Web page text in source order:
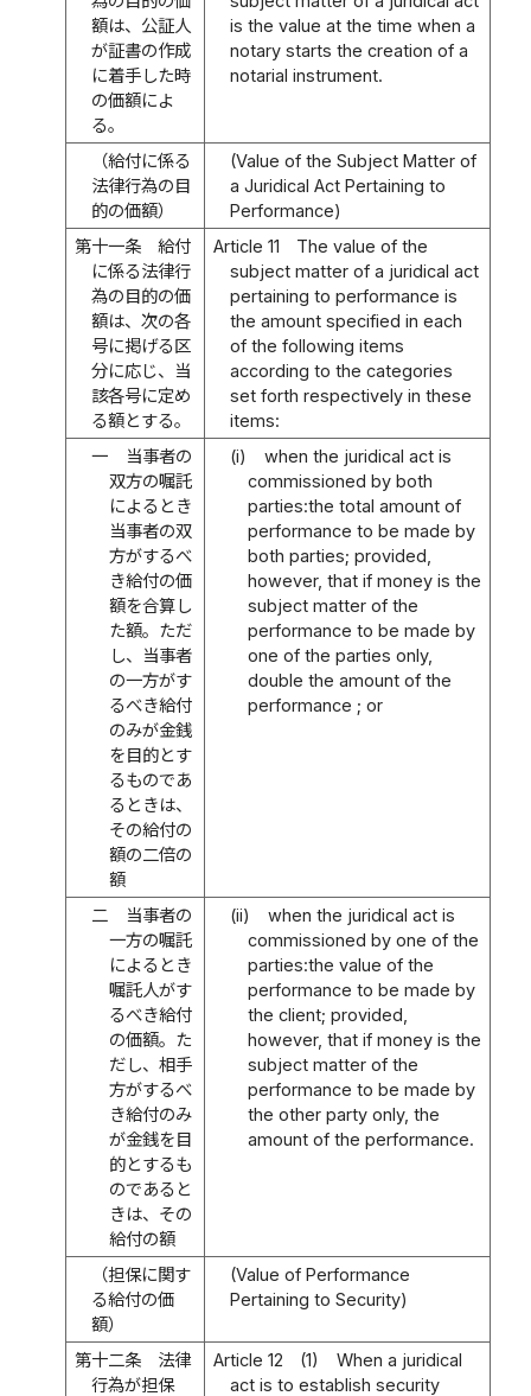
額は、公証人
が証書の作成
に着手した時
の価額によ
る。
is the value at the time when a
notary starts the creation of a
notarial instrument.
（給付に係る
法律行為の目
的の価額）
(Value of the Subject Matter of
a Juridical Act Pertaining to
Performance)
第十一条
給付
に係る法律行
為の目的の価
額は、次の各
号に掲げる区
分に応じ、当
該各号に定め
る額とする。
Article 11
The value of the
subject matter of a juridical act
pertaining to performance is
the amount specified in each
of the following items
according to the categories
set forth respectively in these
items:
一
当事者の
双方の嘱託
によるとき
当事者の双
方がするべ
き給付の価
額を合算し
た額。ただ
し、当事者
の一方がす
るべき給付
のみが金銭
を目的とす
るものであ
るときは、
その給付の
額の二倍の
額
(i)
when the juridical act is
commissioned by both
parties:the total amount of
performance to be made by
both parties; provided,
however, that if money is the
subject matter of the
performance to be made by
one of the parties only,
double the amount of the
performance ; or
二
当事者の
一方の嘱託
によるとき
嘱託人がす
るべき給付
の価額。た
だし、相手
方がするべ
き給付のみ
が金銭を目
的とするも
のであると
きは、その
給付の額
(ii)
when the juridical act is
commissioned by one of the
parties:the value of the
performance to be made by
the client; provided,
however, that if money is the
subject matter of the
performance to be made by
the other party only, the
amount of the performance.
（担保に関す
る給付の価
額）
(Value of Performance
Pertaining to Security)
第十二条
法律
行為が担保
Article 12 (1)
When a juridical
act is to establish security